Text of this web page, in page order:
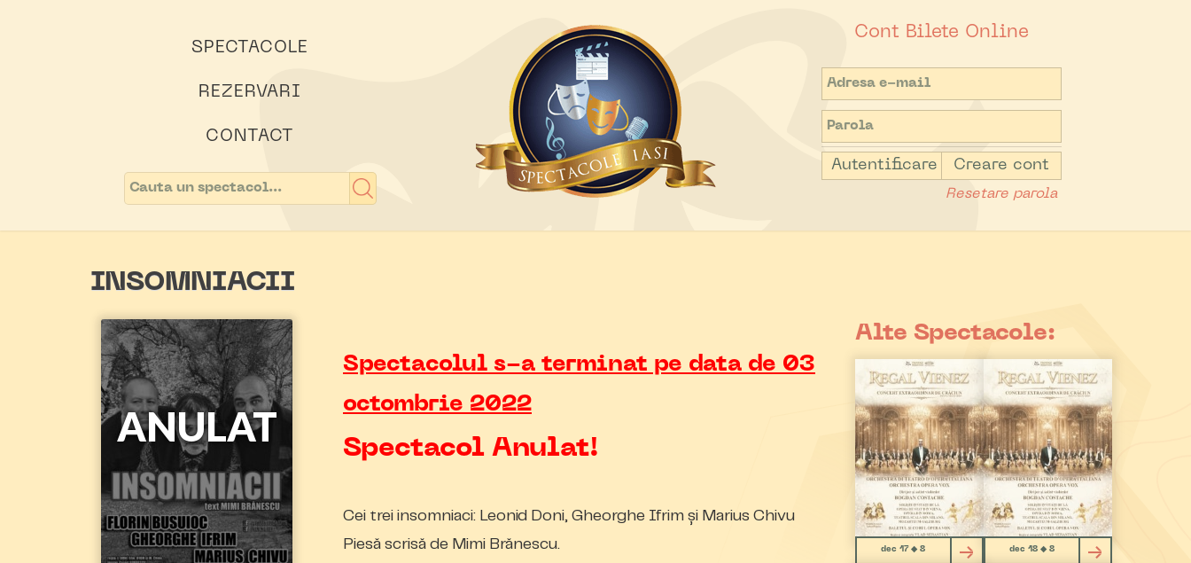
SPECTACOLE
REZERVARI
CONTACT
Cont Bilete Online
Autentificare Creare cont
Resetare parola
INSOMNIACII
Spectacolul s-a terminat pe data de 03
octombrie 2022
Spectacol Anulat!
Cei trei insomniaci: Leonid Doni, Gheorghe Ifrim și Marius Chivu
Piesă scrisă de Mimi Brănescu.
Alte Spectacole:
dec 17 ◆ 8 dec 18 ◆ 8